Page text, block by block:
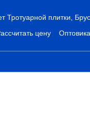
Тротуарной плитки,
цену